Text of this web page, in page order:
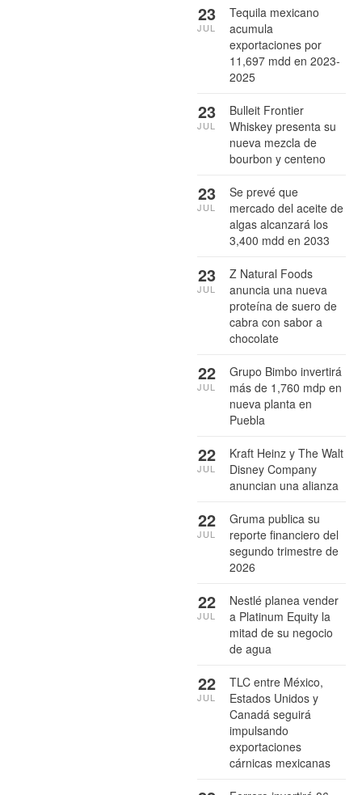
Tequila mexicano
acumula
exportaciones por
11,697 mdd en 2023-
2025
23
JUL
Bulleit Frontier
Whiskey presenta su
nueva mezcla de
bourbon y centeno
23
JUL
Se prevé que
mercado del aceite de
algas alcanzará los
3,400 mdd en 2033
23
JUL
Z Natural Foods
anuncia una nueva
proteína de suero de
cabra con sabor a
chocolate
23
JUL
Grupo Bimbo invertirá
más de 1,760 mdp en
nueva planta en
Puebla
22
JUL
Kraft Heinz y The Walt
Disney Company
anuncian una alianza
22
JUL
Gruma publica su
reporte financiero del
segundo trimestre de
2026
22
JUL
Nestlé planea vender
a Platinum Equity la
mitad de su negocio
de agua
22
JUL
TLC entre México,
Estados Unidos y
Canadá seguirá
impulsando
exportaciones
cárnicas mexicanas
22
JUL